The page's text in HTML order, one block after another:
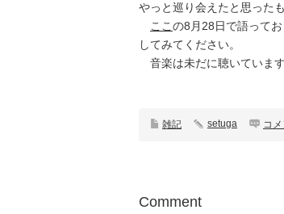
やっと巡り会えたと思った
ここ の8月28日で語って
してみてください。
音楽は未だに聴いています
雑記 setuga コメ
Comment